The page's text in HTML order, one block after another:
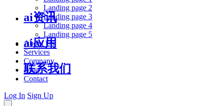
ai资讯
ai应用
联系我们
Landing page 2
Landing page 3
Landing page 4
Landing page 5
About Us
Services
Company
Blog
Contact
Log In Sign Up